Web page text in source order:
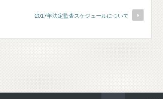
2017年法定監査スケジュールについて